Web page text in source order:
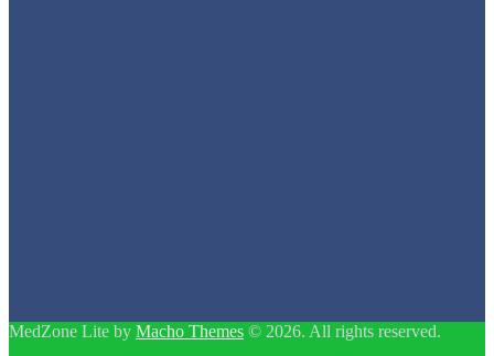
MedZone Lite by Macho Themes © 2026. All rights reserved.